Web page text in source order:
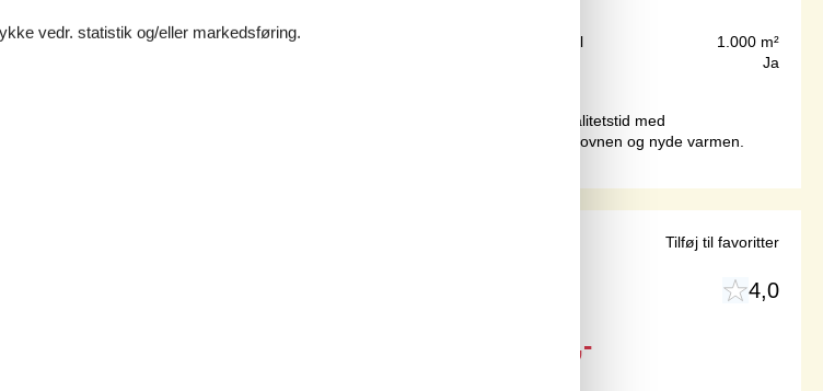
4
Afstand vand Grundareal
1.000 m²
Ja
travlhed. Det er det perfekte udgangspunkt for både afslapning og kvalitetstid med
med en afslappet atmosfære. På køligere dage, kan I tænde op i brændeovnen og nyde varmen.
4,0
5.443,-
Tilføj til favoritter
vedr. statistik og/eller markedsføring.